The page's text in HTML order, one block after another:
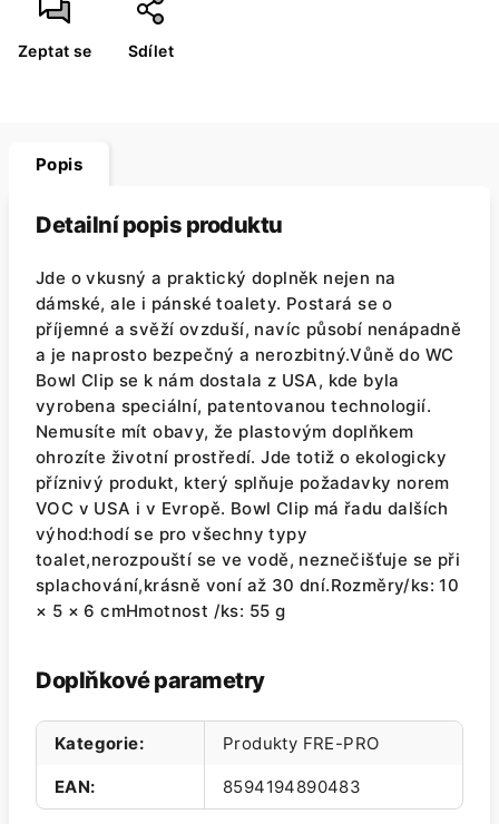
Zeptat se Sdílet
Popis
Detailní popis produktu
Jde o vkusný a praktický doplněk nejen na
dámské, ale i pánské toalety. Postará se o
příjemné a svěží ovzduší, navíc působí nenápadně
a je naprosto bezpečný a nerozbitný.Vůně do WC
Bowl Clip se k nám dostala z USA, kde byla
vyrobena speciální, patentovanou technologií.
Nemusíte mít obavy, že plastovým doplňkem
ohrozíte životní prostředí. Jde totiž o ekologicky
příznivý produkt, který splňuje požadavky norem
VOC v USA i v Evropě. Bowl Clip má řadu dalších
výhod:hodí se pro všechny typy
toalet,nerozpouští se ve vodě, neznečišťuje se při
splachování,krásně voní až 30 dní.Rozměry/ks: 10
× 5 × 6 cmHmotnost /ks: 55 g
Doplňkové parametry
Kategorie: Produkty FRE-PRO
EAN: 8594194890483